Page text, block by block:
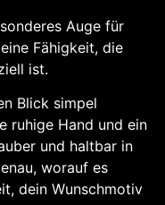
Auge für
Fähigkeit, die
ist.
Blick simpel
ruhige Hand und ein
und haltbar in
worauf es
dein Wunschmotiv